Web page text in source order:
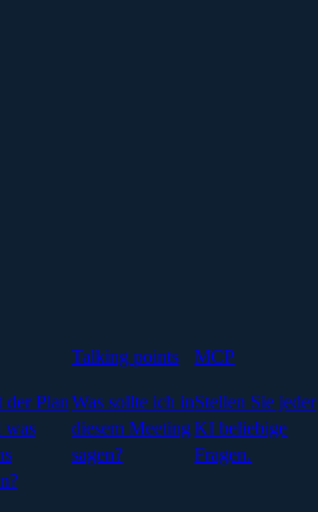
der Plan
Talking points
Was sollte ich in
diesem Meeting
sagen?
MCP
Stellen Sie jeder
KI beliebige
Fragen.